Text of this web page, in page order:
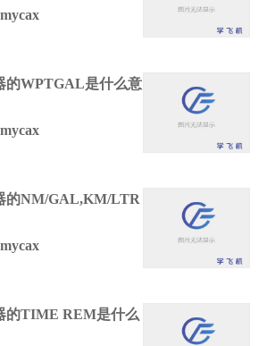
mycax
的WPTGAL是什么意
mycax
的NM/GAL,KM/LTR
mycax
的TIME REM是什么